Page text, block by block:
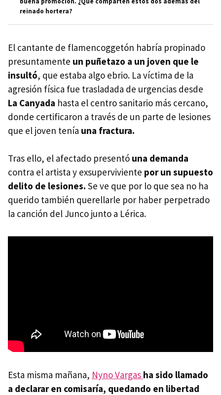
reinado hortera?
El cantante de flamencoggetón habría propinado
presuntamente un puñetazo a un joven que le
insultó, que estaba algo ebrio. La víctima de la
agresión física fue trasladada de urgencias desde
La Canyada hasta el centro sanitario más cercano,
donde certificaron a través de un parte de lesiones
que el joven tenía una fractura.
Tras ello, el afectado presentó una demanda
contra el artista y exsuperviviente por un supuesto
delito de lesiones. Se ve que por lo que sea no ha
querido también querellarle por haber perpetrado
la canción del Junco junto a Lérica.
Esta misma mañana, Nyno Vargas ha sido llamado
a declarar en comisaría, quedando en libertad